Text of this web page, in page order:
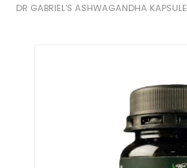
DR GABRIEL'S ASHWAGANDHA KAPSULE